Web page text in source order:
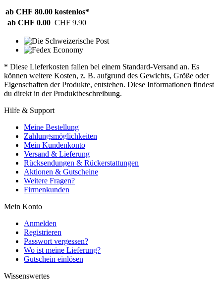
ab CHF 80.00 kostenlos*
ab CHF 0.00 CHF 9.90
* Diese Lieferkosten fallen bei einem Standard-Versand an. Es
können weitere Kosten, z. B. aufgrund des Gewichts, Größe oder
Eigenschaften der Produkte, entstehen. Diese Informationen findest
du direkt in der Produktbeschreibung.
Hilfe & Support
Meine Bestellung
Zahlungsmöglichkeiten
Mein Kundenkonto
Versand & Lieferung
Rücksendungen & Rückerstattungen
Aktionen & Gutscheine
Weitere Fragen?
Firmenkunden
Mein Konto
Anmelden
Registrieren
Passwort vergessen?
Wo ist meine Lieferung?
Gutschein einlösen
Wissenswertes